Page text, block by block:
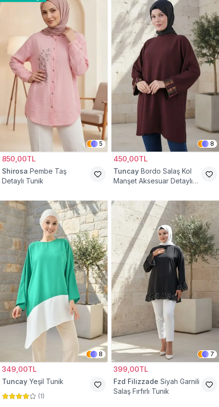
5
850,00TL
Shirosa Pembe Taş
Detaylı Tunik
8
450,00TL
Tuncay Bordo Salaş Kol
Manşet Aksesuar Detaylı
8
349,00TL
Tuncay Yeşil Tunik
(1)
7
399,00TL
Fzd Filizzade Siyah Garnili
Salaş Fırfırlı Tunik